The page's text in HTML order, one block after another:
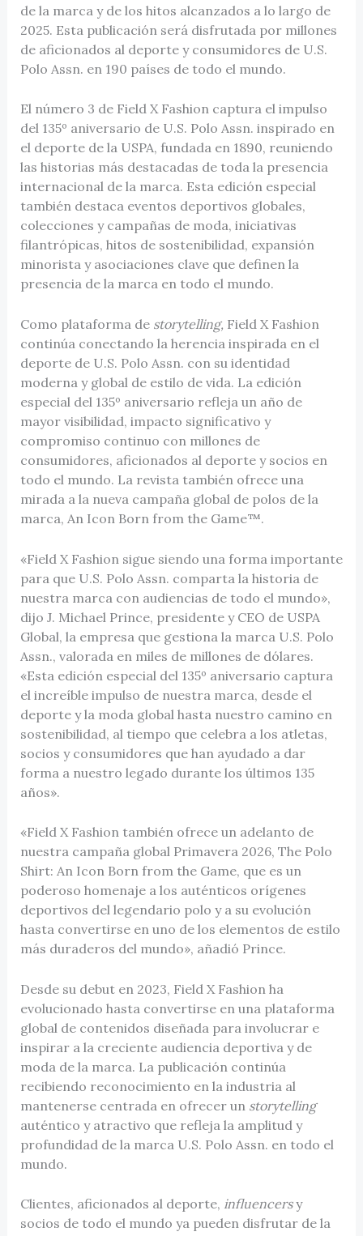
de la marca y de los hitos alcanzados a lo largo de
2025. Esta publicación será disfrutada por millones
de aficionados al deporte y consumidores de U.S.
Polo Assn. en 190 países de todo el mundo.
El número 3 de Field X Fashion captura el impulso
del 135º aniversario de U.S. Polo Assn. inspirado en
el deporte de la USPA, fundada en 1890, reuniendo
las historias más destacadas de toda la presencia
internacional de la marca. Esta edición especial
también destaca eventos deportivos globales,
colecciones y campañas de moda, iniciativas
filantrópicas, hitos de sostenibilidad, expansión
minorista y asociaciones clave que definen la
presencia de la marca en todo el mundo.
Como plataforma de storytelling, Field X Fashion
continúa conectando la herencia inspirada en el
deporte de U.S. Polo Assn. con su identidad
moderna y global de estilo de vida. La edición
especial del 135º aniversario refleja un año de
mayor visibilidad, impacto significativo y
compromiso continuo con millones de
consumidores, aficionados al deporte y socios en
todo el mundo. La revista también ofrece una
mirada a la nueva campaña global de polos de la
marca, An Icon Born from the Game™.
«Field X Fashion sigue siendo una forma importante
para que U.S. Polo Assn. comparta la historia de
nuestra marca con audiencias de todo el mundo»,
dijo J. Michael Prince, presidente y CEO de USPA
Global, la empresa que gestiona la marca U.S. Polo
Assn., valorada en miles de millones de dólares.
«Esta edición especial del 135º aniversario captura
el increíble impulso de nuestra marca, desde el
deporte y la moda global hasta nuestro camino en
sostenibilidad, al tiempo que celebra a los atletas,
socios y consumidores que han ayudado a dar
forma a nuestro legado durante los últimos 135
años».
«Field X Fashion también ofrece un adelanto de
nuestra campaña global Primavera 2026, The Polo
Shirt: An Icon Born from the Game, que es un
poderoso homenaje a los auténticos orígenes
deportivos del legendario polo y a su evolución
hasta convertirse en uno de los elementos de estilo
más duraderos del mundo», añadió Prince.
Desde su debut en 2023, Field X Fashion ha
evolucionado hasta convertirse en una plataforma
global de contenidos diseñada para involucrar e
inspirar a la creciente audiencia deportiva y de
moda de la marca. La publicación continúa
recibiendo reconocimiento en la industria al
mantenerse centrada en ofrecer un storytelling
auténtico y atractivo que refleja la amplitud y
profundidad de la marca U.S. Polo Assn. en todo el
mundo.
Clientes, aficionados al deporte, influencersy
socios de todo el mundo ya pueden disfrutar de la